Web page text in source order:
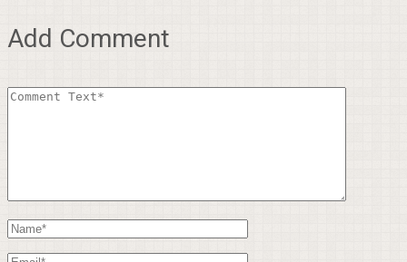
Add Comment